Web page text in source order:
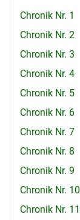
Chronik Nr. 1
Chronik Nr. 2
Chronik Nr. 3
Chronik Nr. 4
Chronik Nr. 5
Chronik Nr. 6
Chronik Nr. 7
Chronik Nr. 8
Chronik Nr. 9
Chronik Nr. 10
Chronik Nr. 11